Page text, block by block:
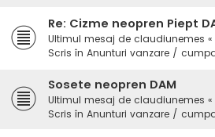
Re: Cizme neopren Piept
Ultimul mesaj de claudiunemes «
Scris în Anunturi vanzare /
Sosete neopren DAM
Ultimul mesaj de claudiunemes «
Scris în Anunturi vanzare /